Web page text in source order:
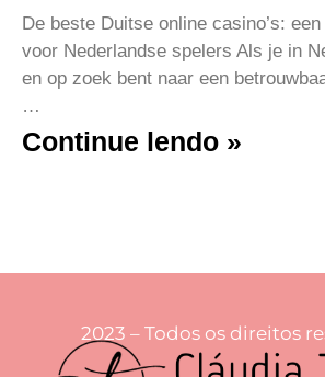
De beste Duitse online casino’s:
voor Nederlandse spelers Als je in
en op zoek bent naar een
…
Continue lendo »
2023 – Todos os direitos